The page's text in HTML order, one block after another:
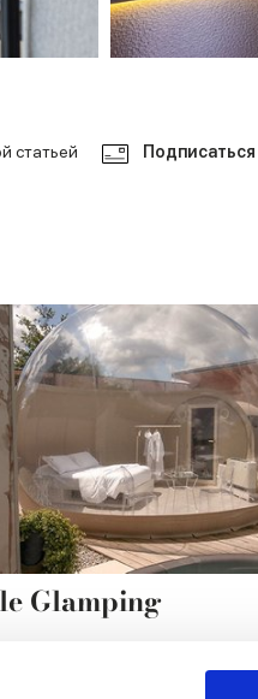
статьей Подписаться
Glamping